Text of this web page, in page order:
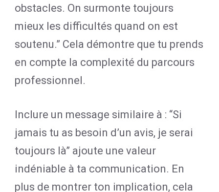
obstacles. On surmonte toujours
mieux les difficultés quand on est
soutenu.” Cela démontre que tu prends
en compte la complexité du parcours
professionnel.
Inclure un message similaire à : “Si
jamais tu as besoin d’un avis, je serai
toujours là” ajoute une valeur
indéniable à ta communication. En
plus de montrer ton implication, cela